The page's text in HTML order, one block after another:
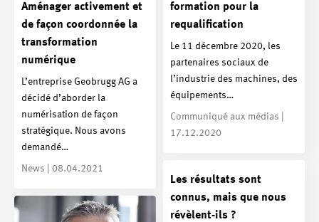
Aménager activement et
de façon coordonnée la
transformation
numérique
L’entreprise Geobrugg AG a
décidé d’aborder la
numérisation de façon
stratégique. Nous avons
demandé…
News | 08.04.2021
formation pour la
requalification
Le 11 décembre 2020, les
partenaires sociaux de
l’industrie des machines, des
équipements…
Communiqué aux médias |
17.12.2020
Les résultats sont
connus, mais que nous
révèlent-ils ?